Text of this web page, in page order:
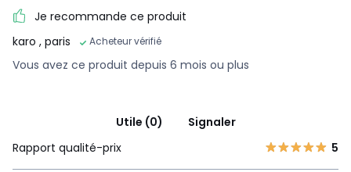
Je recommande ce produit
karo , paris Acheteur vérifié
Vous avez ce produit depuis 6 mois ou plus
Utile (0)
Signaler
Rapport qualité-prix
5